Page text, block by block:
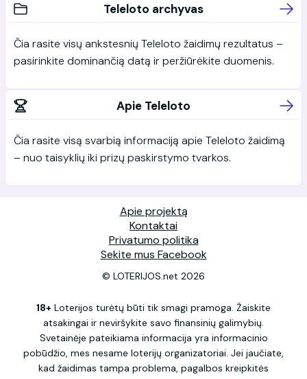
Teleloto archyvas
Čia rasite visų ankstesnių Teleloto žaidimų rezultatus –
pasirinkite dominančią datą ir peržiūrėkite duomenis.
Apie Teleloto
Čia rasite visą svarbią informaciją apie Teleloto žaidimą
– nuo taisyklių iki prizų paskirstymo tvarkos.
Apie projektą
Kontaktai
Privatumo politika
Sekite mus Facebook
© LOTERIJOS.net 2026
18+ Loterijos turėtų būti tik smagi pramoga. Žaiskite
atsakingai ir neviršykite savo finansinių galimybių.
Svetainėje pateikiama informacija yra informacinio
pobūdžio, mes nesame loterijų organizatoriai. Jei jaučiate,
kad žaidimas tampa problema, pagalbos kreipkitės